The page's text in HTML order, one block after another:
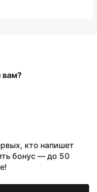
вам?
кто напишет
бонус — до 50